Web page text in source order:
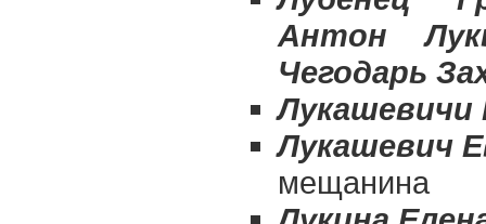
Антон
Чегодарь
Лукашевичи
Лукашевич
мещанина